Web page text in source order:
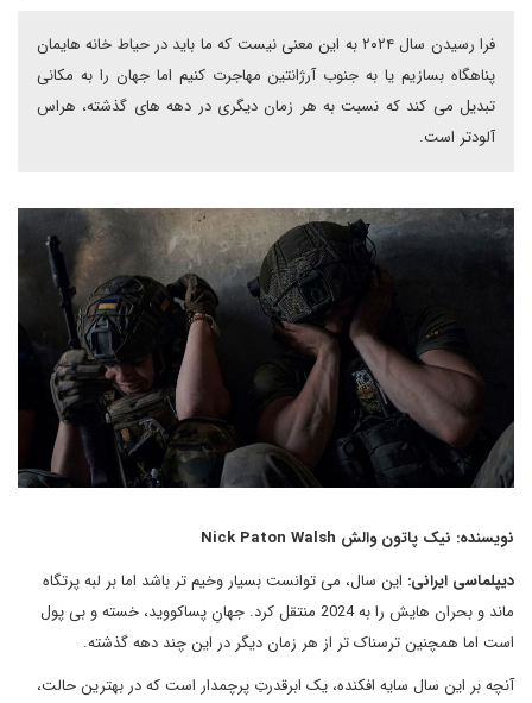
فرا رسیدن سال ۲۰۲۴ به این معنی نیست که ما باید در حیاط خانه هایمان
پناهگاه بسازیم یا به جنوب آرژانتین مهاجرت کنیم اما جهان را به مکانی
تبدیل می کند که نسبت به هر زمان دیگری در دهه های گذشته، هراس
آلودتر است.
نویسنده: نیک پاتون والش Nick Paton Walsh
دیپلماسی ایرانی: این سال، می توانست بسیار وخیم تر باشد اما بر لبه پرتگاه
ماند و بحران هایش را به 2024 منتقل کرد. جهانِ پساکووید، خسته و بی پول
است اما همچنین ترسناک تر از هر زمان دیگر در این چند دهه گذشته.
آنچه بر این سال سایه افکنده، یک ابرقدرتِ پرچمدار است که در بهترین حالت،